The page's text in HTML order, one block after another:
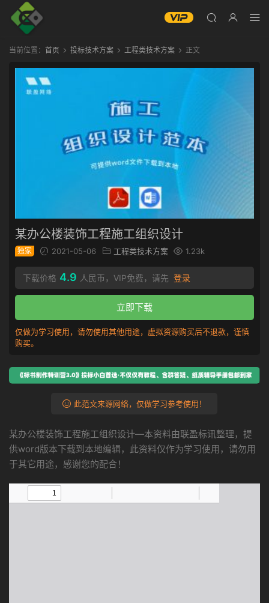
当前位置： 首页 投标技术方案 工程类技术方案 正文
某办公楼装饰工程施工组织设计
独家 2021-05-06 工程类技术方案 1.23k
下载价格 4.9 人民币，VIP免费，请先 登录
立即下载
仅做为学习使用，请勿使用其他用途，虚拟资源购买后不退款，谨慎
购买。
此范文来源网络，仅做学习参考使用！
某办公楼装饰工程施工组织设计—本资料由联盈标讯整理，提
供word版本下载到本地编辑，此资料仅作为学习使用，请勿用
于其它用途，感谢您的配合！